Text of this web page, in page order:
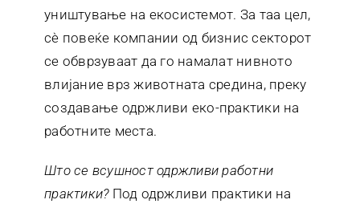
уништување на екосистемот. За таа цел,
сè повеќе компании од бизнис секторот
се обврзуваат да го намалат нивното
влијание врз животната средина, преку
создавање одржливи еко-практики на
работните места.
Што се всушност одржливи работни
практики?Под одржливи практики на